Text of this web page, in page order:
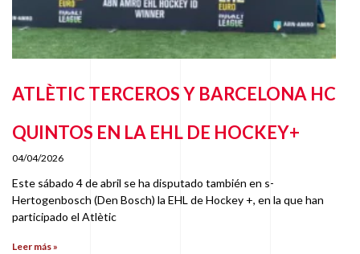
ATLÈTIC TERCEROS Y BARCELONA HC
QUINTOS EN LA EHL DE HOCKEY+
04/04/2026
Este sábado 4 de abril se ha disputado también en s-
Hertogenbosch (Den Bosch) la EHL de Hockey +, en la que han
participado el Atlètic
Leer más »